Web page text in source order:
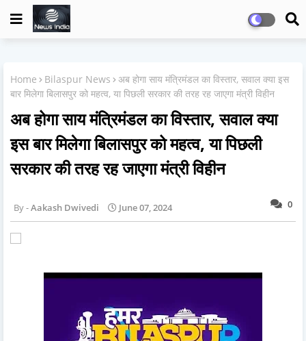
Home Bilaspur News
अब होगा साय मंत्रिमंडल का विस्तार, सवाल क्या इस
बार मिलेगा बिलासपुर को महत्व, या पिछली सरकार की तरह रह जाएगा मंत्री विहीन
अब होगा साय मंत्रिमंडल का विस्तार, सवाल क्या
इस बार मिलेगा बिलासपुर को महत्व, या पिछली
सरकार की तरह रह जाएगा मंत्री विहीन
0
Aakash Dwivedi June 07, 2024